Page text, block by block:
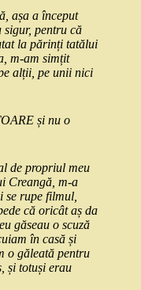
așa a început
sigur, pentru că
la părinți tatălui
m-am simțit
alții, pe unii nici
și nu o
de propriul meu
Creangă, m-a
se rupe filmul,
că oricât aș da
găseau o scuză
în casă și
o găleată pentru
și totuși erau